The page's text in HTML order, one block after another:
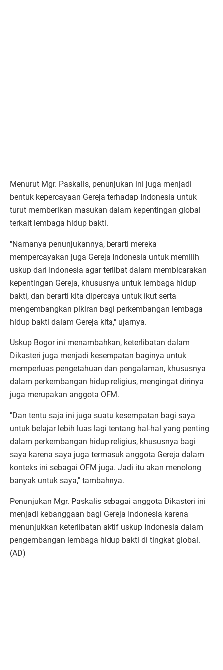
Menurut Mgr. Paskalis, penunjukan ini juga menjadi
bentuk kepercayaan Gereja terhadap Indonesia untuk
turut memberikan masukan dalam kepentingan global
terkait lembaga hidup bakti.
"Namanya penunjukannya, berarti mereka
mempercayakan juga Gereja Indonesia untuk memilih
uskup dari Indonesia agar terlibat dalam membicarakan
kepentingan Gereja, khususnya untuk lembaga hidup
bakti, dan berarti kita dipercaya untuk ikut serta
mengembangkan pikiran bagi perkembangan lembaga
hidup bakti dalam Gereja kita," ujarnya.
Uskup Bogor ini menambahkan, keterlibatan dalam
Dikasteri juga menjadi kesempatan baginya untuk
memperluas pengetahuan dan pengalaman, khususnya
dalam perkembangan hidup religius, mengingat dirinya
juga merupakan anggota OFM.
"Dan tentu saja ini juga suatu kesempatan bagi saya
untuk belajar lebih luas lagi tentang hal-hal yang penting
dalam perkembangan hidup religius, khususnya bagi
saya karena saya juga termasuk anggota Gereja dalam
konteks ini sebagai OFM juga. Jadi itu akan menolong
banyak untuk saya," tambahnya.
Penunjukan Mgr. Paskalis sebagai anggota Dikasteri ini
menjadi kebanggaan bagi Gereja Indonesia karena
menunjukkan keterlibatan aktif uskup Indonesia dalam
pengembangan lembaga hidup bakti di tingkat global.
(AD)